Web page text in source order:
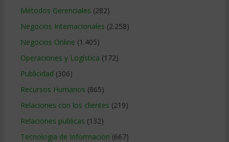
Métodos Gerenciales (282)
Negocios Internacionales (2.258)
Negocios Online (1.405)
Operaciones y Logística (172)
Publicidad (306)
Recursos Humanos (865)
Relaciones con los clientes (219)
Relaciones publicas (132)
Tecnologia de Informacion (667)